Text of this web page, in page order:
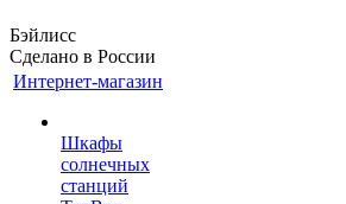
Бэйлисс
Сделано в России
Интернет-магазин
Шкафы
солнечных
станций